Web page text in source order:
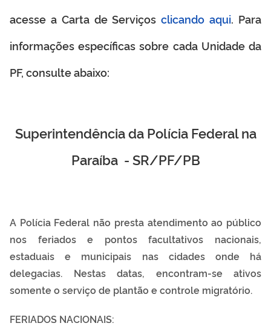
acesse a Carta de Serviçosclicando aqui. Para
informações específicas sobre cada Unidade da
PF, consulte abaixo:
Superintendência da Polícia Federal na
Paraíba - SR/PF/PB
A Polícia Federal não presta atendimento ao público
nos feriados e pontos facultativos nacionais,
estaduais e municipais nas cidades onde há
delegacias. Nestas datas, encontram-se ativos
somente o serviço de plantão e controle migratório.
FERIADOS NACIONAIS: